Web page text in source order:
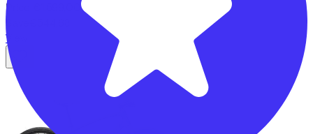
Price
Save
View